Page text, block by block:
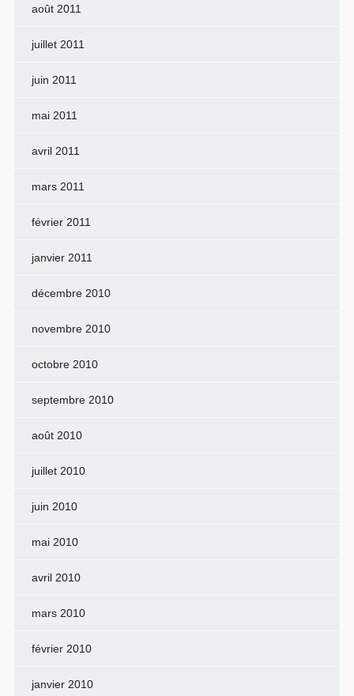
août 2011
juillet 2011
juin 2011
mai 2011
avril 2011
mars 2011
février 2011
janvier 2011
décembre 2010
novembre 2010
octobre 2010
septembre 2010
août 2010
juillet 2010
juin 2010
mai 2010
avril 2010
mars 2010
février 2010
janvier 2010